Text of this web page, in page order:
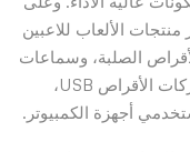
منتجات الألعاب للاعبين
الصلبة، وسماعات
الرأس، ولوحات المفاتيح، والماوسات، ومحركات الأقراص USB،
أجهزة الكمبيوتر.